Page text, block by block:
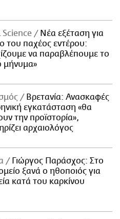
Science
Νέα εξέταση για
του παχέος εντέρου:
να παραβλέπουμε το
μήνυμα»
Βρετανία: Ανασκαφές
εγκατάσταση «θα
την προϊστορία»,
αρχαιολόγος
Γιώργος Παράσχος: Στο
ξανά ο ηθοποιός για
κατά του καρκίνου